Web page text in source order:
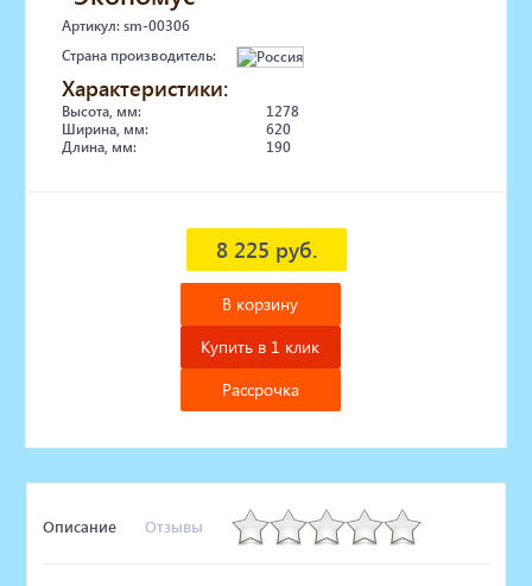
Артикул: sm-00306
Страна производитель:
Характеристики:
Высота, мм:
1278
Ширина, мм:
620
Длина, мм:
190
8 225 руб.
В корзину
Купить в 1 клик
Рассрочка
Описание Отзывы